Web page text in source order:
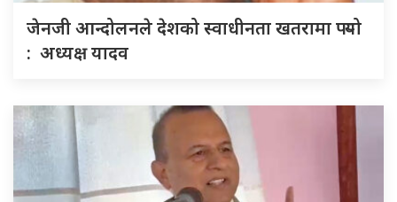
जेनजी आन्दोलनले देशको स्वाधीनता खतरामा पर्‍यो
: अध्यक्ष यादव